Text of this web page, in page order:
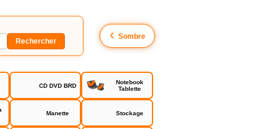
☾ Sombre
CD DVD BRD
Notebook
Tablette
Manette Stockage